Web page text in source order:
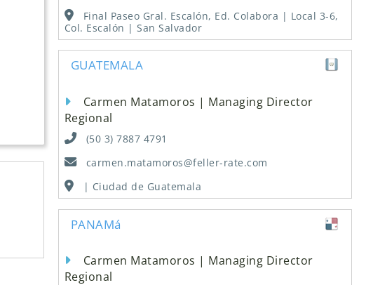
Final Paseo Gral. Escalón, Ed. Colabora | Local 3-6,
Col. Escalón | San Salvador
GUATEMALA
Carmen Matamoros | Managing Director
Regional
(50 3) 7887 4791
carmen.matamoros@feller-rate.com
| Ciudad de Guatemala
PANAMá
Carmen Matamoros | Managing Director
Regional